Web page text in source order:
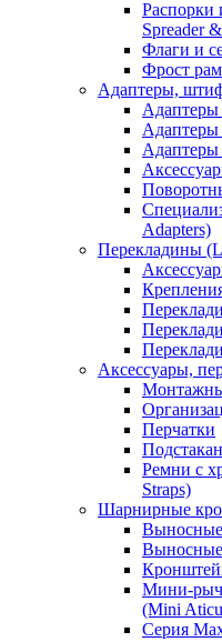
Распорки
Spreader
Флаги и
Фрост
Адаптеры,
Адаптеры
Adapters)
Перекладины
Аксессуары,
Перчатки
Ремни с
Straps)
Шарнирные
Выносные
Мини-
(Mini
Серия